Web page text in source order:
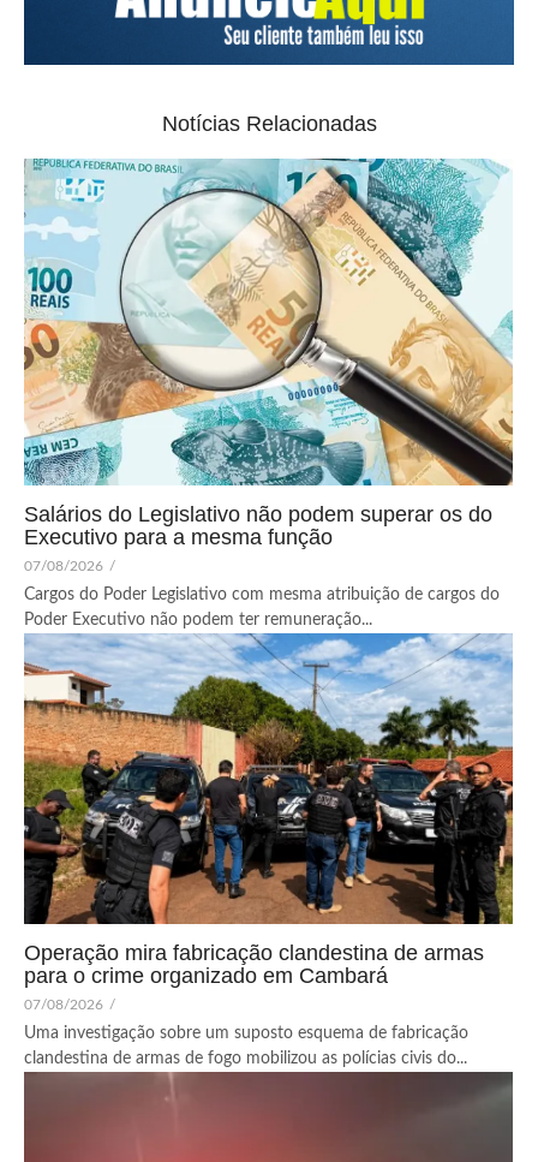
Notícias Relacionadas
Salários do Legislativo não podem superar os do
Executivo para a mesma função
07/08/2026 /
Cargos do Poder Legislativo com mesma atribuição de cargos do
Poder Executivo não podem ter remuneração...
Operação mira fabricação clandestina de armas
para o crime organizado em Cambará
07/08/2026 /
Uma investigação sobre um suposto esquema de fabricação
clandestina de armas de fogo mobilizou as polícias civis do...